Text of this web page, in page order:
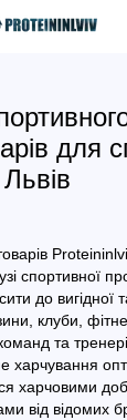
для
спортивної
до вигідної
клуби,
та
харчовими
від відомих